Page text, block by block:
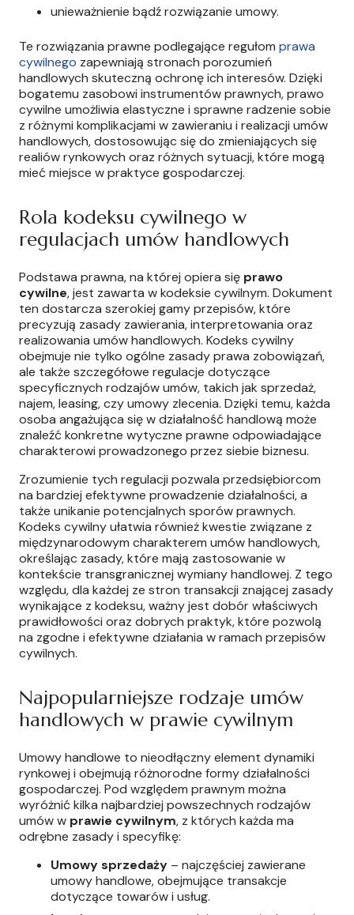
unieważnienie bądź rozwiązanie umowy.
Te rozwiązania prawne podlegające regułom prawa
cywilnego zapewniają stronach porozumień
handlowych skuteczną ochronę ich interesów. Dzięki
bogatemu zasobowi instrumentów prawnych, prawo
cywilne umożliwia elastyczne i sprawne radzenie sobie
z różnymi komplikacjami w zawieraniu i realizacji umów
handlowych, dostosowując się do zmieniających się
realiów rynkowych oraz różnych sytuacji, które mogą
mieć miejsce w praktyce gospodarczej.
Rola kodeksu cywilnego w
regulacjach umów handlowych
Podstawa prawna, na której opiera się prawo
cywilne, jest zawarta w kodeksie cywilnym. Dokument
ten dostarcza szerokiej gamy przepisów, które
precyzują zasady zawierania, interpretowania oraz
realizowania umów handlowych. Kodeks cywilny
obejmuje nie tylko ogólne zasady prawa zobowiązań,
ale także szczegółowe regulacje dotyczące
specyficznych rodzajów umów, takich jak sprzedaż,
najem, leasing, czy umowy zlecenia. Dzięki temu, każda
osoba angażująca się w działalność handlową może
znaleźć konkretne wytyczne prawne odpowiadające
charakterowi prowadzonego przez siebie biznesu.
Zrozumienie tych regulacji pozwala przedsiębiorcom
na bardziej efektywne prowadzenie działalności, a
także unikanie potencjalnych sporów prawnych.
Kodeks cywilny ułatwia również kwestie związane z
międzynarodowym charakterem umów handlowych,
określając zasady, które mają zastosowanie w
kontekście transgranicznej wymiany handlowej. Z tego
względu, dla każdej ze stron transakcji znającej zasady
wynikające z kodeksu, ważny jest dobór właściwych
prawidłowości oraz dobrych praktyk, które pozwolą
na zgodne i efektywne działania w ramach przepisów
cywilnych.
Najpopularniejsze rodzaje umów
handlowych w prawie cywilnym
Umowy handlowe to nieodłączny element dynamiki
rynkowej i obejmują różnorodne formy działalności
gospodarczej. Pod względem prawnym można
wyróżnić kilka najbardziej powszechnych rodzajów
umów w prawie cywilnym, z których każda ma
odrębne zasady i specyfikę:
Umowy sprzedaży – najczęściej zawierane
umowy handlowe, obejmujące transakcje
dotyczące towarów i usług.